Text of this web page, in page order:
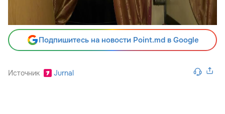
Подпишитесь на новости Point.md в Google
Источник Jurnal